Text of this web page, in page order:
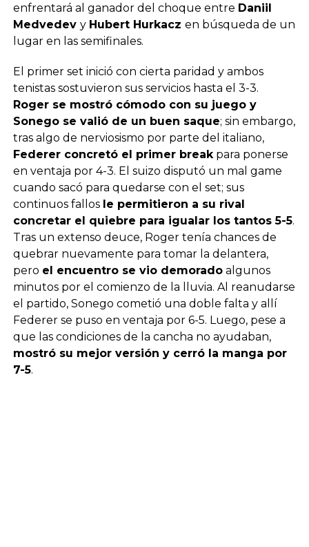
enfrentará al ganador del choque entre Daniil
Medvedev y Hubert Hurkacz en búsqueda de un
lugar en las semifinales.
El primer set inició con cierta paridad y ambos
tenistas sostuvieron sus servicios hasta el 3-3.
Roger se mostró cómodo con su juego y
Sonego se valió de un buen saque; sin embargo,
tras algo de nerviosismo por parte del italiano,
Federer concretó el primer breakpara ponerse
en ventaja por 4-3. El suizo disputó un mal game
cuando sacó para quedarse con el set; sus
continuos fallos le permitieron a su rival
concretar el quiebre para igualar los tantos 5-5.
Tras un extenso deuce, Roger tenía chances de
quebrar nuevamente para tomar la delantera,
pero el encuentro se vio demoradoalgunos
minutos por el comienzo de la lluvia. Al reanudarse
el partido, Sonego cometió una doble falta y allí
Federer se puso en ventaja por 6-5. Luego, pese a
que las condiciones de la cancha no ayudaban,
mostró su mejor versión y cerró la manga por
7-5.